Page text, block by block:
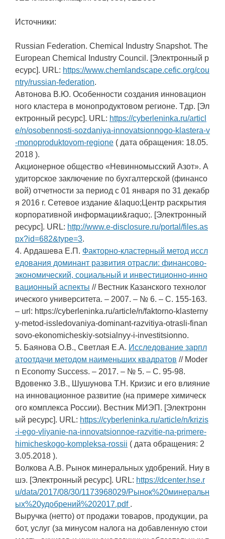
Источники:
Russian Federation. Chemical Industry Snapshot. The
European Chemical Industry Council. [Электронный р
есурс]. URL: https://www.chemlandscape.cefic.org/cou
ntry/russian-federation.
Автонова В.Ю. Особенности создания инновацион
ного кластера в монопродуктовом регионе. Тдр. [Эл
ектронный ресурс]. URL: https://cyberleninka.ru/articl
e/n/osobennosti-sozdaniya-innovatsionnogo-klastera-v
-monoproduktovom-regione ( дата обращения: 18.05.
2018 ).
Акционерное общество «Невинномысский Азот». А
удиторское заключение по бухгалтерской (финансо
вой) отчетности за период с 01 января по 31 декабр
я 2016 г. Сетевое издание &laquo;Центр раскрытия
корпоративной информации&raquo;. [Электронный
ресурс]. URL: http://www.e-disclosure.ru/portal/files.as
px?id=682&type=3.
4. Ардашева Е.П. Факторно-кластерный метод иссл
едования доминант развития отрасли: финансово-
экономический, социальный и инвестиционно-инно
вационный аспекты // Вестник Казанского технолог
ического университета. – 2007. – № 6. – С. 155-163.
– url: https://cyberleninka.ru/article/n/faktorno-klasterny
y-metod-issledovaniya-dominant-razvitiya-otrasli-finan
sovo-ekonomicheskiy-sotsialnyy-i-investitsionno.
5. Баянова О.В., Светлая Е.А. Исследование зарпл
атоотдачи методом наименьших квадратов // Moder
n Economy Success. – 2017. – № 5. – С. 95-98.
Вдовенко З.В., Шушунова Т.Н. Кризис и его влияние
на инновационное развитие (на примере химическ
ого комплекса России). Вестник МИЭП. [Электронн
ый ресурс]. URL: https://cyberleninka.ru/article/n/krizis
-i-ego-vliyanie-na-innovatsionnoe-razvitie-na-primere-
himicheskogo-kompleksa-rossii ( дата обращения: 2
3.05.2018 ).
Волкова А.В. Рынок минеральных удобрений. Ниу в
шэ. [Электронный ресурс]. URL: https://dcenter.hse.r
u/data/2017/08/30/1173968029/Рынок%20минеральн
ых%20удобрений%202017.pdf .
Выручка (нетто) от продажи товаров, продукции, ра
бот, услуг (за минусом налога на добавленную стои